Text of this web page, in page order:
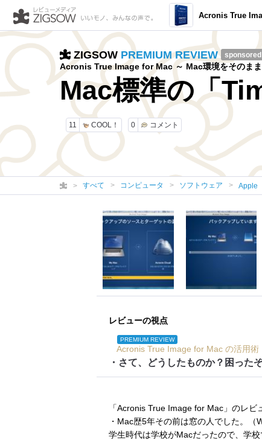
Acronis True
ZIGSOW PREMIUM REVIEW sponsored
Acronis True Image for Mac ～ Mac環境をそのまま
Mac標準の「
11 COOL！ 0 コメント
すべて コンピュータ ソフトウェア Apple
レビューの視点
PREMIUM REVIEW
Acronis True Image for Mac の活用術
・さて、どうしたものか？困った
「Acronis True Image for Mac」のレ
・Mac歴5年その前は窓の人でした。（
学生時代は学校がMacだったので、学